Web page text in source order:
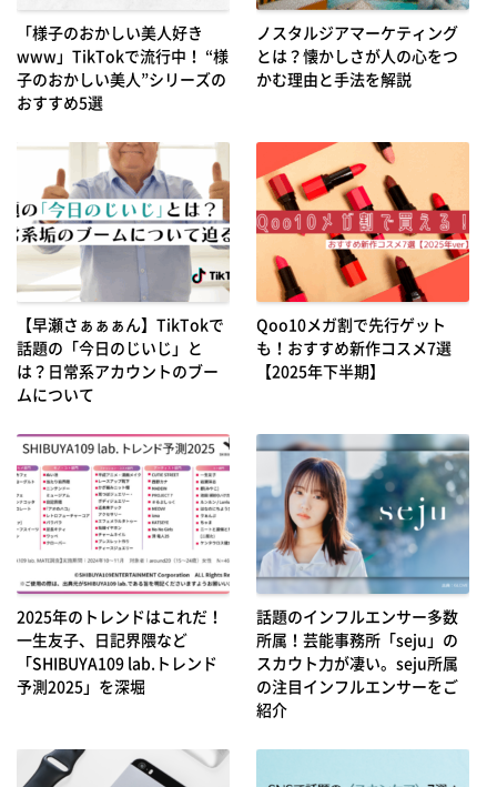
「様子のおかしい美人好き
www」TikTokで流行中！ “様
子のおかしい美人”シリーズの
おすすめ5選
ノスタルジアマーケティング
とは？懐かしさが人の心をつ
かむ理由と手法を解説
【早瀬さぁぁぁん】TikTokで
話題の「今日のじいじ」と
は？日常系アカウントのブー
ムについて
Qoo10メガ割で先行ゲット
も！おすすめ新作コスメ7選
【2025年下半期】
2025年のトレンドはこれだ！
一生友子、日記界隈など
「SHIBUYA109 lab.トレンド
予測2025」を深堀
話題のインフルエンサー多数
所属！芸能事務所「seju」の
スカウト力が凄い。seju所属
の注目インフルエンサーをご
紹介